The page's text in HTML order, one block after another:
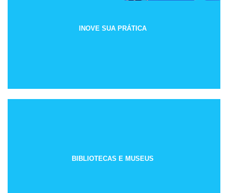
INOVE SUA PRÁTICA
BIBLIOTECAS E MUSEUS